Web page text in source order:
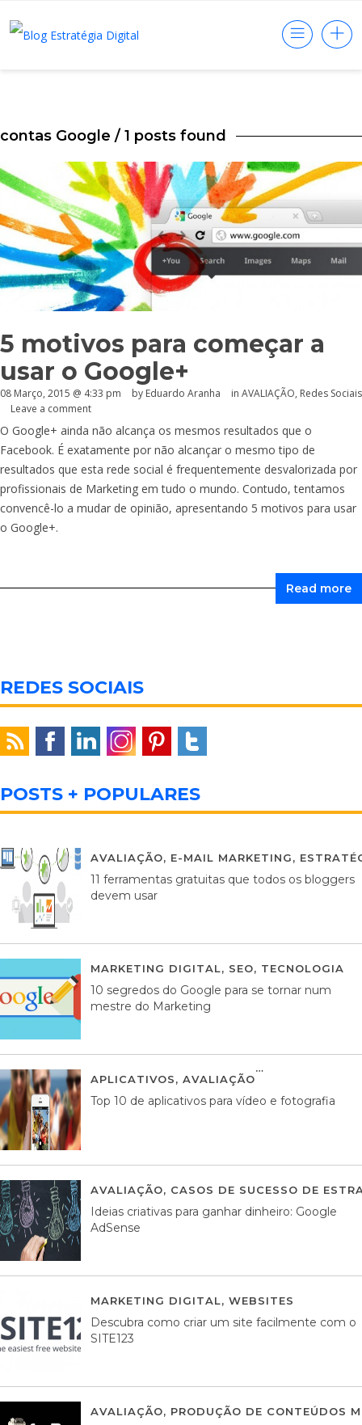
contas Google / 1 posts found
5 motivos para começar a
usar o Google+
08 Março, 2015 @ 4:33 pm by Eduardo Aranha in AVALIAÇÃO, Redes Sociais
Leave a comment
O Google+ ainda não alcança os mesmos resultados que o
Facebook. É exatamente por não alcançar o mesmo tipo de
resultados que esta rede social é frequentemente desvalorizada por
profissionais de Marketing em tudo o mundo. Contudo, tentamos
convencê-lo a mudar de opinião, apresentando 5 motivos para usar
o Google+.
Read more
REDES SOCIAIS
POSTS + POPULARES
AVALIAÇÃO, E-MAIL MARKETING,
11 ferramentas gratuitas que todos os bloggers
devem usar
MARKETING DIGITAL, SEO, TECNOLOGIA
10 segredos do Google para se tornar num
mestre do Marketing
APLICATIVOS, AVALIAÇÃO
Top 10 de aplicativos para vídeo e fotografia
AVALIAÇÃO, CASOS DE SUCESSO DE
Ideias criativas para ganhar dinheiro: Google
AdSense
MARKETING DIGITAL, WEBSITES
Descubra como criar um site facilmente com o
SITE123
AVALIAÇÃO, PRODUÇÃO DE CONTEÚDOS